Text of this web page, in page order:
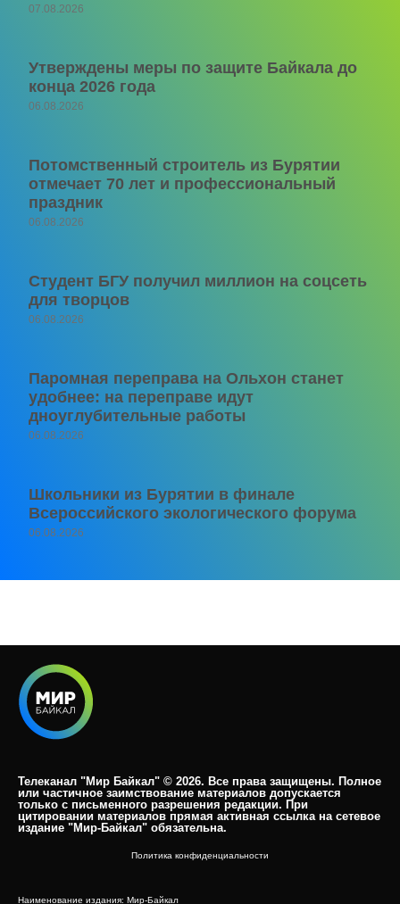
07.08.2026
Утверждены меры по защите Байкала до
конца 2026 года
06.08.2026
Потомственный строитель из Бурятии
отмечает 70 лет и профессиональный
праздник
06.08.2026
Студент БГУ получил миллион на соцсеть
для творцов
06.08.2026
Паромная переправа на Ольхон станет
удобнее: на переправе идут
дноуглубительные работы
06.08.2026
Школьники из Бурятии в финале
Всероссийского экологического форума
06.08.2026
Телеканал "Мир Байкал" © 2026. Все права защищены. Полное
или частичное заимствование материалов допускается
только с письменного разрешения редакции. При
цитировании материалов прямая активная ссылка на сетевое
издание "Мир-Байкал" обязательна.​
Политика конфиденциальности
Наименование издания: Мир-Байкал